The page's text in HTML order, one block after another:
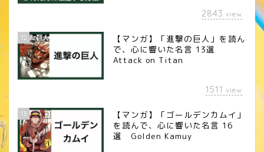
2843 view
12
【マンガ】「進撃の巨人」を読ん
で、心に響いた名言 13選
Attack on Titan
1511 view
13
【マンガ】「ゴールデンカムイ」
を読んで、心に響いた名言 16
選 Golden Kamuy